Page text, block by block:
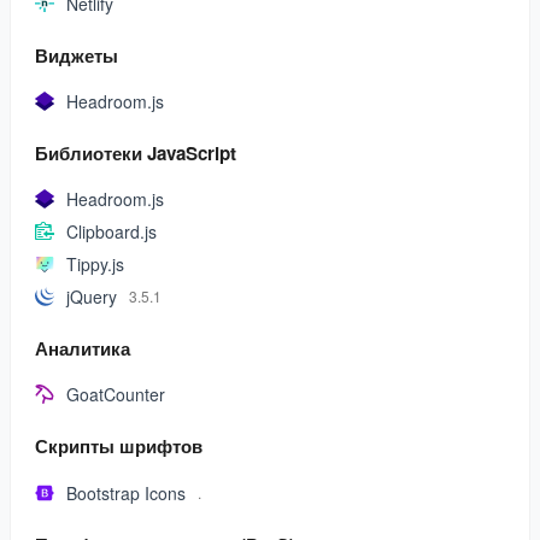
Виджеты
Headroom.js
Библиотеки JavaScript
Headroom.js
Clipboard.js
Tippy.js
jQuery 3.5.1
Аналитика
GoatCounter
Скрипты шрифтов
Bootstrap Icons .